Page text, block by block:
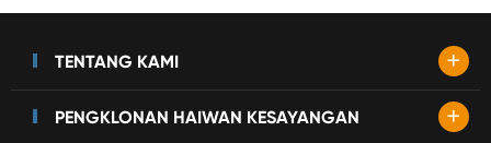
TENTANG KAMI +
PENGKLONAN HAIWAN KESAYANGAN +